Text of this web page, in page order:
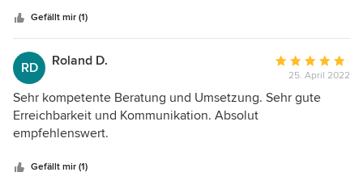
der Fotodokumentation hat es nur eines sehr konstruktiven
Abstimmungstermins zur Fertigstellungsfreigabe bedurft.
Da meine Ferienwohnungen sehr gut gebucht sind, haben
wir zwei Termine für den Aus- und Einbau abstimmen
können. Die Arbeiten waren pünktlich und in kürzerer Zeit
noch in der zweiten Dezemberwoche in Topqualität
erledigt. In gleicher Weise gestaltete sich auch schon die
Zusammenarbeit beim Ersatz aller Zimmertüren und der
Fußböden in meiner Premium-Ferienwohnung im
Gefällt mir (1)
RD Roland D.
Bewertung:
5
25. April 2022
Sehr kompetente Beratung und Umsetzung. Sehr gute
Erreichbarkeit und Kommunikation. Absolut
empfehlenswert.
Gefällt mir (1)